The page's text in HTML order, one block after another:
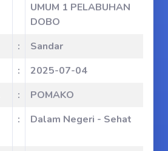
UMUM 1 PELABUHAN
DOBO
:
Sandar
:
2025-07-04
:
POMAKO
: Dalam Negeri - Sehat